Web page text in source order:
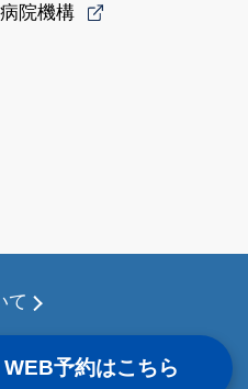
WEB予約はこちら
院機構
て
ィについて